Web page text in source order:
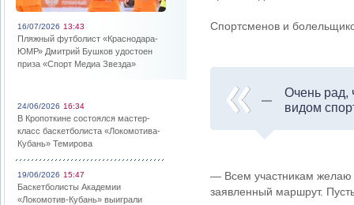
16/07/2026 13:43
Пляжный футболист «Краснодара-
ЮМР» Дмитрий Бушков удостоен
приза «Спорт Медиа Звезда»
24/06/2026 16:34
В Кропоткине состоялся мастер-
класс баскетболиста «Локомотива-
Кубань» Темирова
19/06/2026 15:47
Баскетболисты Академии
«Локомотив-Кубань» выиграли
Спортсменов и
Очень рад,
видом
— Всем участникам желаю
заявленный маршрут.